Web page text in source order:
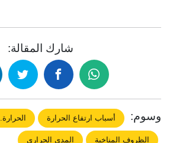
شارك المقالة:
وسوم: أسباب ارتفاع الحرارة الحرارة.
الظروف المناخية المدى الحراري